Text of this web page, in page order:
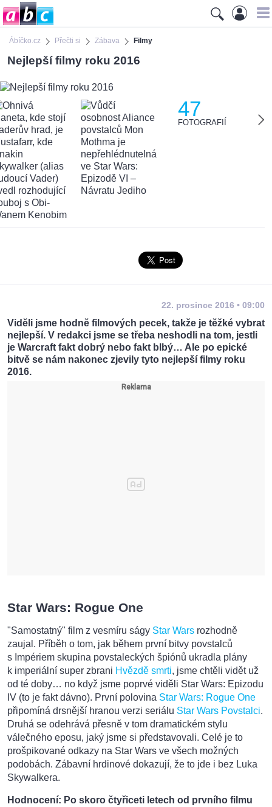
Ábíčko.cz Přečti si Zábava Filmy
Nejlepší filmy roku 2016
47
FOTOGRAFIÍ
22. prosince 2016 • 09:00
Viděli jsme hodně filmových pecek, takže je těžké vybrat
nejlepší. V redakci jsme se třeba neshodli na tom, jestli
je Warcraft fakt dobrý nebo fakt blbý… Ale po epické
bitvě se nám nakonec zjevily tyto nejlepší filmy roku
2016.
Star Wars: Rogue One
"Samostatný" film z vesmíru ságy Star Wars rozhodně
zaujal. Příběh o tom, jak během první bitvy povstalců
s Impériem skupina povstaleckých špiónů ukradla plány
k imperiální super zbrani Hvězdě smrti, jsme chtěli vidět už
od té doby… no když jsme poprvé viděli Star Wars: Epizodu
IV (to je fakt dávno). První polovina Star Wars: Rogue One
připomíná drsnější hranou verzi seriálu Star Wars Povstalci.
Druhá se odehrává přesně v tom dramatickém stylu
válečného eposu, jaký jsme si představovali. Celé je to
prošpikované odkazy na Star Wars ve všech možných
podobách. Zábavní hrdinové dokazují, že to jde i bez Luka
Skywalkera.
Hodnocení: Po skoro čtyřiceti letech od prvního filmu